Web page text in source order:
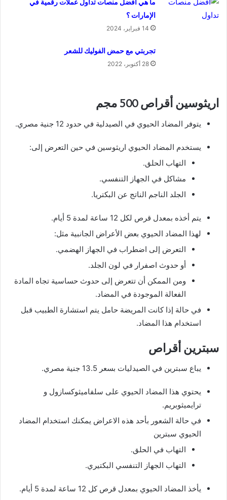
ما هي أفضل منصات تداول عملات رقمية في
الإمارات ؟
14 فبراير، 2024
تجربتي مع حمض الفوليك للشعر
28 أكتوبر، 2022
اريثوسين أقراص 500 مجم
يتوفر المضاد الحيوي في الصيدلية في حدود 12 جنية مصري.
يستخدم المضاد الحيوي اريثوسين في حين التعرض إلى:
التهاب الحلق.
مشاكل في الجهاز التنفسي.
الجلد الناجم الناتج عن البكتريا.
يتم أخذه بمعدل قرص لكل 12 ساعة لمدة 5 أيام.
لهذا المضاد الحيوي بعض الأعراض الجانبية مثل:
التعرض إلى اضطراب في الجهاز الهضمي.
أو حدوث اصفرار في لون الجلد.
ومن الممكن أن تتعرض إلى حدوث حساسية تجاه المادة
الفعالة الموجودة في المضاد.
في حالة إذا كانت المريضة حامل يتم استشارة الطبيب قبل
استخدام هذا المضاد.
سبترين أقراص
يباع سبترين في الصيدليات بسعر 13.5 جنية مصري.
يحتوي هذا المضاد الحيوي على سلفاميثوكسازول و
ترايميثوبريم.
في حالة الشعور بأحد هذه الاعراض يمكنك استخدام المضاد
الحيوي سبترين
التهاب في الحلق.
التهاب الجهاز التنفسي البكتيري.
يأخذ المضاد الحيوي بمعدل قرص كل 12 ساعة لمدة 5 أيام.